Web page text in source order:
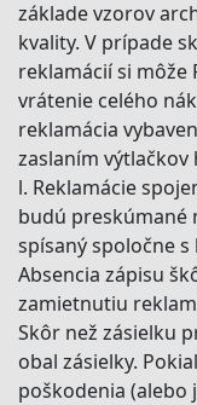
základe vzorov
kvality. V prípade
reklamácií si môže
vrátenie celého
reklamácia
zaslaním výtlačkov
l. Reklamácie
budú preskúmané
spísaný spoločne
Absencia zápisu
zamietnutiu
Skôr než zásielku
obal zásielky.
poškodenia (alebo